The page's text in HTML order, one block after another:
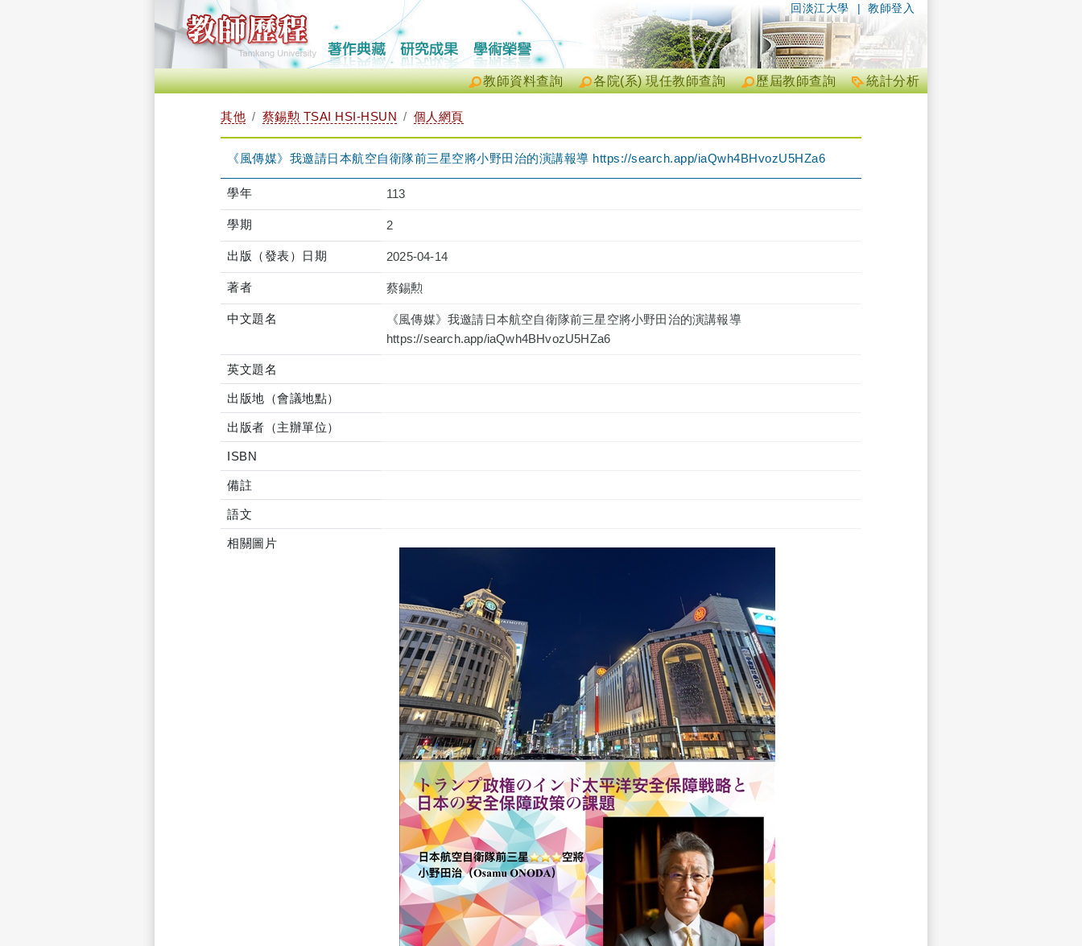
| 教師登入
回淡江大學
統計分析
歷屆教師查詢
各院(系) 現任教師查詢
教師資料查詢
其他 蔡錫勲 TSAI HSI-HSUN 個人網頁
《風傳媒》我邀請日本航空自衛隊前三星空將小野田治的演講報導 https://search.app/iaQwh4BHvozU5HZa6
學年 113
學期 2
出版（發表）日期 2025-04-14
著者 蔡錫勲
中文題名
《風傳媒》我邀請日本航空自衛隊前三星空將小野田治的演講報導
https://search.app/iaQwh4BHvozU5HZa6
英文題名
出版地（會議地點）
出版者（主辦單位）
ISBN
備註
語文
相關圖片